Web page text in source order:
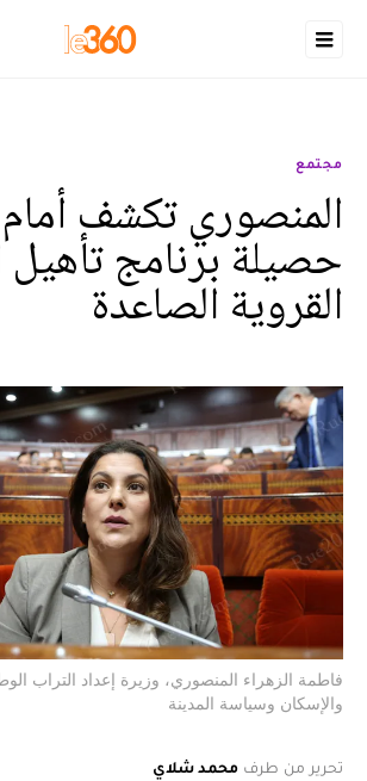
مجتمع
المنصوري تكشف أمام
حصيلة برنامج تأهيل
القروية الصاعدة‎
فاطمة الزهراء المنصوري، وزيرة إعداد التراب
والإسكان وسياسة المدينة
تحرير من طرف محمد شلاي